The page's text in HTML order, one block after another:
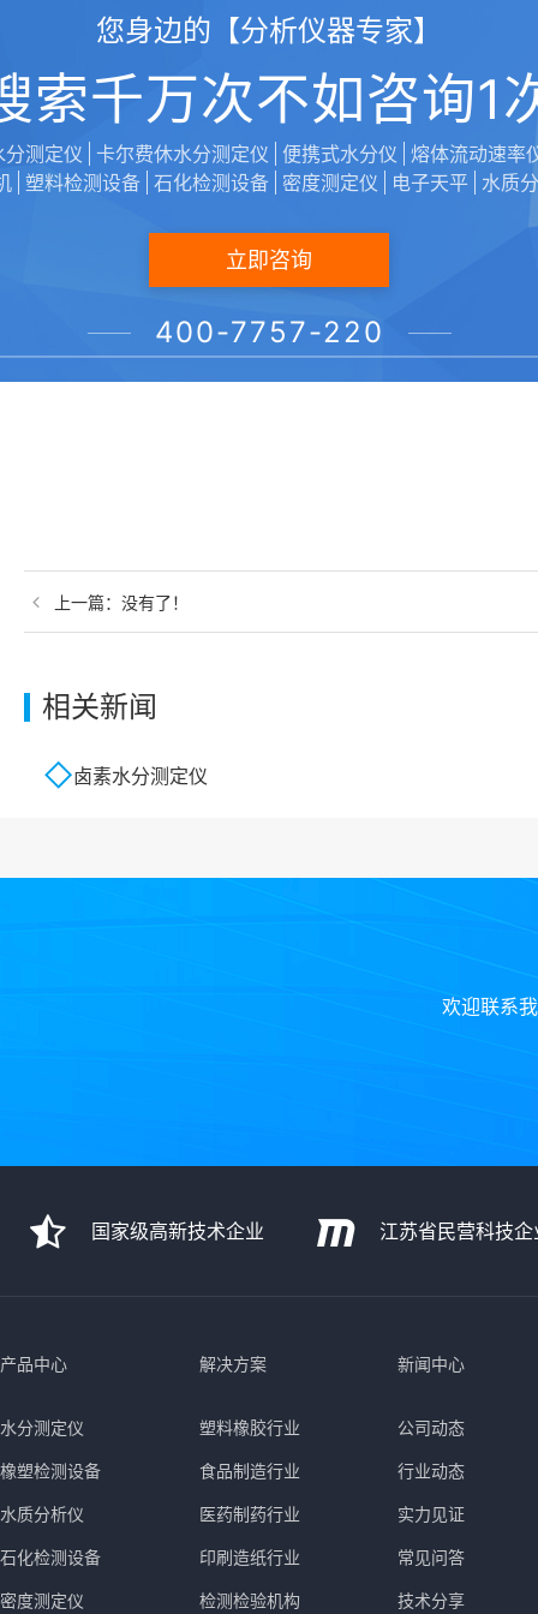
上一篇： 没有了！
相关新闻
卤素水分测定仪
欢迎联系
国家级高新技术企业 江苏省民营科技企
产品中心
水分测定仪
橡塑检测设备
水质分析仪
石化检测设备
密度测定仪
解决方案
塑料橡胶行业
食品制造行业
医药制药行业
印刷造纸行业
检测检验机构
新闻中心
公司动态
行业动态
实力见证
常见问答
技术分享
您身边的【分析仪器专家】
索千万次不如咨询1
分测定仪 卡尔费休水分测定仪 便携式水分仪 熔体流动速率
塑料检测设备 石化检测设备 密度测定仪 电子天平 水质
立即咨询
400-7757-220